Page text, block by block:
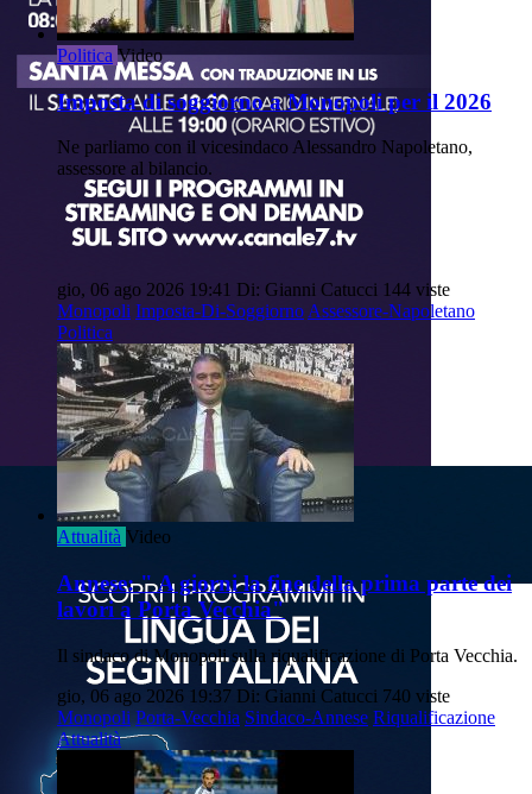
Politica Video
Imposta di soggiorno a Monopoli per il 2026
Ne parliamo con il vicesindaco Alessandro Napoletano,
assessore al bilancio.
gio, 06 ago 2026 19:41 Di: Gianni Catucci 144 viste
Monopoli Imposta-Di-SoggiornoAssessore-Napoletano
Politica
Attualità Video
Annese: " A giorni la fine della prima parte dei
lavori a Porta Vecchia"
Il sindaco di Monopoli sulla riqualificazione di Porta Vecchia.
gio, 06 ago 2026 19:37 Di: Gianni Catucci 740 viste
Monopoli Porta-Vecchia Sindaco-Annese Riqualificazione
Attualità